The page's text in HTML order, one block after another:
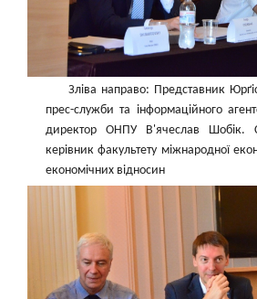
Зліва направо: Представник
прес-служби та інформаційного
директор ОНПУ В'ячеслав Шобік.
керівник факультету міжнародної
економічних відносин